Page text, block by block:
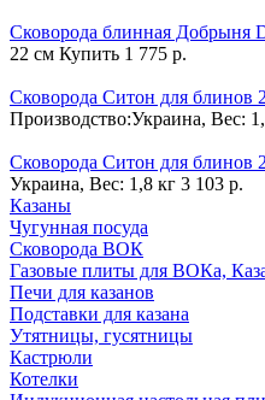
Сковорода блинная Добрыня
22 см Купить 1 775 р.
Сковорода Ситон для блинов
Производство:Украина, Вес:
Сковорода Ситон для блинов
Украина, Вес: 1,8 кг 3 103 р.
Казаны
Чугунная посуда
Сковорода ВОК
Газовые плиты для ВОКа,
Печи для казанов
Подставки для казана
Утятницы, гусятницы
Кастрюли
Котелки